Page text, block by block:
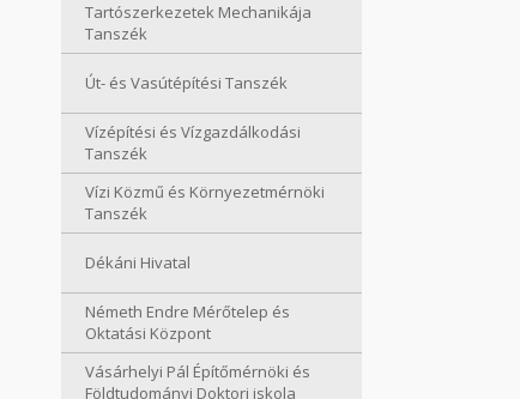
Tartószerkezetek Mechanikája
Tanszék
Út- és Vasútépítési Tanszék
Vízépítési és Vízgazdálkodási
Tanszék
Vízi Közmű és Környezetmérnöki
Tanszék
Dékáni Hivatal
Németh Endre Mérőtelep és
Oktatási Központ
Vásárhelyi Pál Építőmérnöki és
Földtudományi Doktori iskola